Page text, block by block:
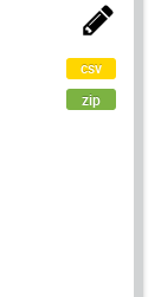
csv
zip